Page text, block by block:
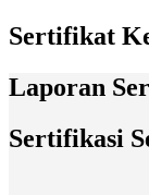
Sertifikat
Laporan
Sertifikasi